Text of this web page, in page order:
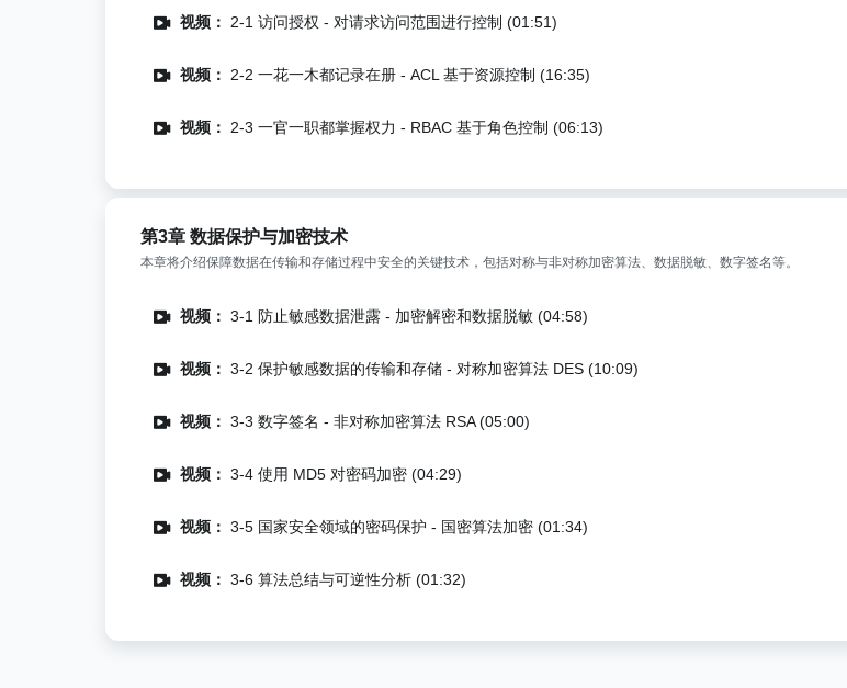
视频： 2-1 访问授权 - 对请求访问范围进行控制 (01:51)
视频： 2-2 一花一木都记录在册 - ACL 基于资源控制 (16:35)
视频： 2-3 一官一职都掌握权力 - RBAC 基于角色控制 (06:13)
第3章 数据保护与加密技术
本章将介绍保障数据在传输和存储过程中安全的关键技术，包括对称与非对称加密算法、数据脱敏、数字签名等。
视频： 3-1 防止敏感数据泄露 - 加密解密和数据脱敏 (04:58)
视频： 3-2 保护敏感数据的传输和存储 - 对称加密算法 DES (10:09)
视频： 3-3 数字签名 - 非对称加密算法 RSA (05:00)
视频： 3-4 使用 MD5 对密码加密 (04:29)
视频： 3-5 国家安全领域的密码保护 - 国密算法加密 (01:34)
视频： 3-6 算法总结与可逆性分析 (01:32)